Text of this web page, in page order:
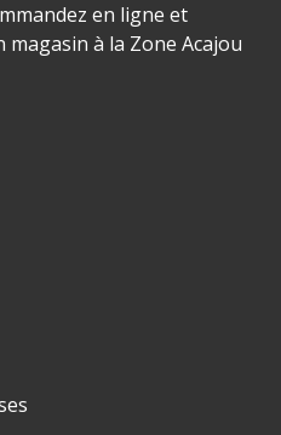
en ligne et
à la Zone Acajou